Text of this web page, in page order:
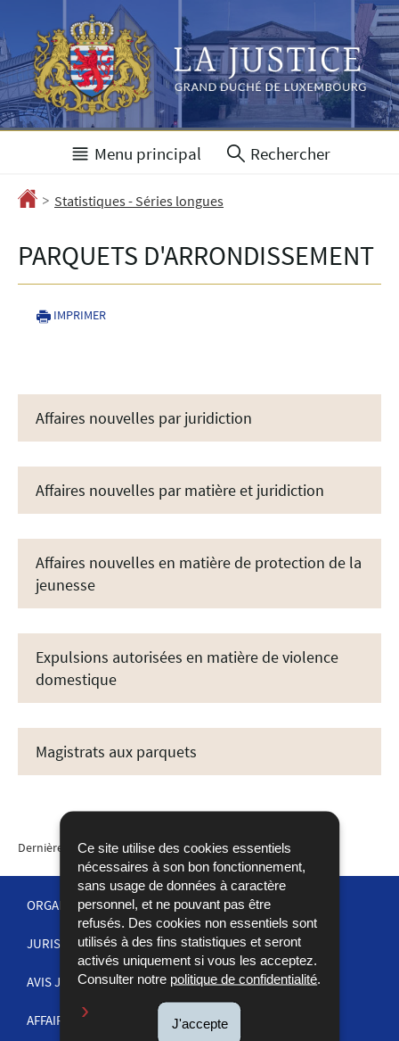
Ce site utilise des cookies essentiels
nécessaires à son bon fonctionnement,
sans usage de données à caractère
personnel, et ne pouvant pas être
refusés. Des cookies non essentiels sont
utilisés à des fins statistiques et seront
activés uniquement si vous les acceptez.
Consulter notre politique de confidentialité.
J'accepte
à
la
navigation
au
contenu
Menu principal Rechercher
Accueil
> Statistiques - Séries longues
PARQUETS D'ARRONDISSEMENT
IMPRIMER
Affaires nouvelles par juridiction
Affaires nouvelles par matière et juridiction
Affaires nouvelles en matière de protection de la
jeunesse
Expulsions autorisées en matière de violence
domestique
Magistrats aux parquets
Dernière mise à jour01/09/2021
MENU
DE
NAVIGATION
ORGANISATION DE LA JUSTICE
JURISPRUDENCE
AVIS JUDICIAIRES
AFFAIRES PÉNALES